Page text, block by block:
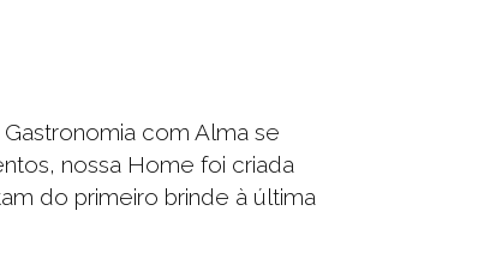
com Alma se
nossa Home foi criada
do primeiro brinde à última